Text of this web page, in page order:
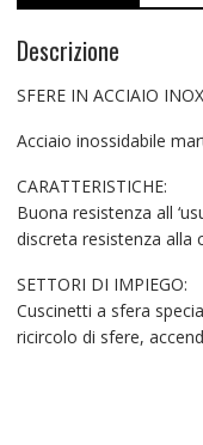
Descrizione
SFERE IN ACCIAIO
Acciaio inossidabile
CARATTERISTICHE:
Buona resistenza all
discreta resistenza alla
SETTORI DI IMPIEGO:
Cuscinetti a sfera
ricircolo di sfere,